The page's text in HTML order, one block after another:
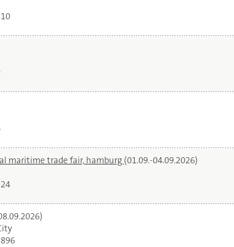
maritime trade fair, hamburg(01.09.-04.09.2026)